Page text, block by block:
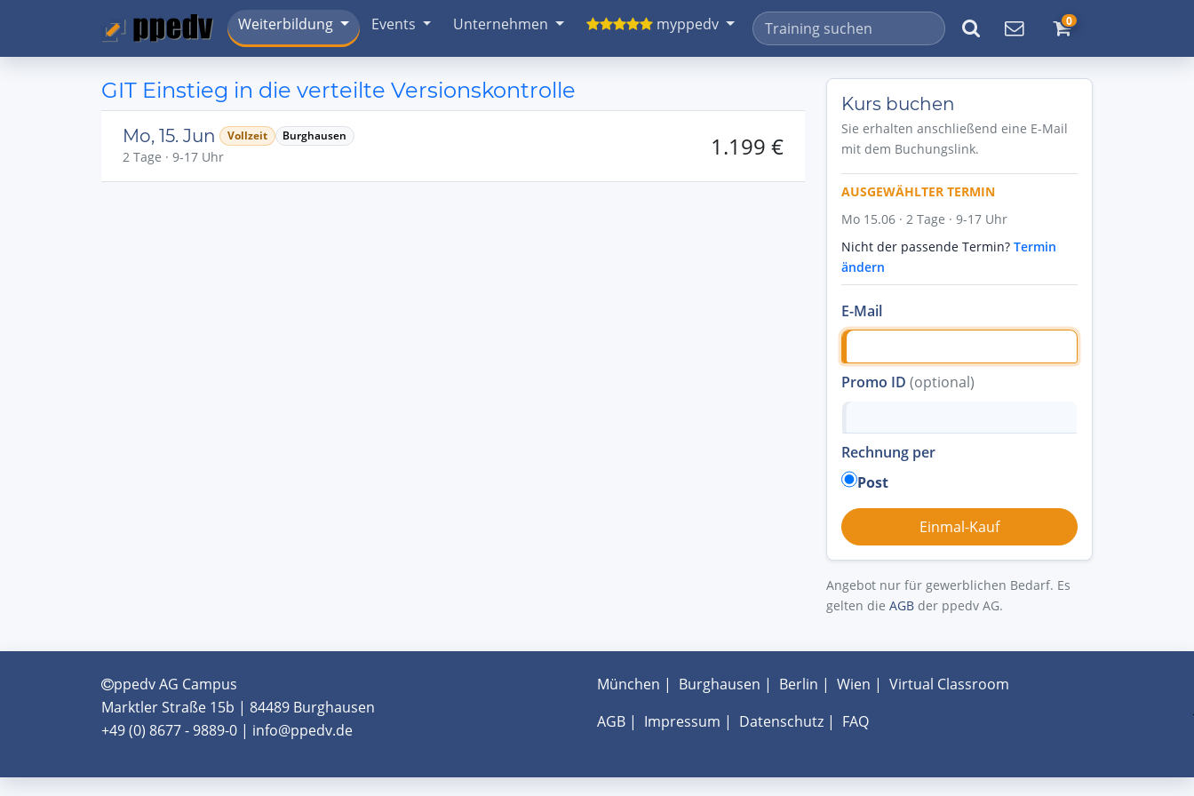
Weiterbildung Events Unternehmen myppedv 0
GIT Einstieg in die verteilte Versionskontrolle
Mo, 15. Jun Vollzeit Burghausen
2 Tage · 9-17 Uhr 1.199 €
Kurs buchen
Sie erhalten anschließend eine E-Mail
mit dem Buchungslink.
AUSGEWÄHLTER TERMIN
Mo 15.06 · 2 Tage · 9-17 Uhr
Nicht der passende Termin? Termin
ändern
E-Mail
Promo ID (optional)
Rechnung per
Post
Angebot nur für gewerblichen Bedarf. Es
gelten die AGB der ppedv AG.
ppedv AG Campus
Marktler Straße 15b | 84489 Burghausen
+49 (0) 8677 - 9889-0 | info@ppedv.de
München | Burghausen | Berlin | Wien | Virtual Classroom
AGB| Impressum | Datenschutz| FAQ